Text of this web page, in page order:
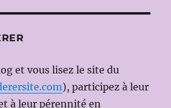
et vous lisez le site du
), participez à leur
à leur pérennité en